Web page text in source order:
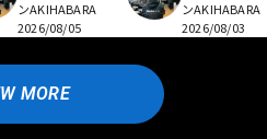
ンAKIHABARA
2026/08/05
ンAKIHABARA
2026/08/03
MORE